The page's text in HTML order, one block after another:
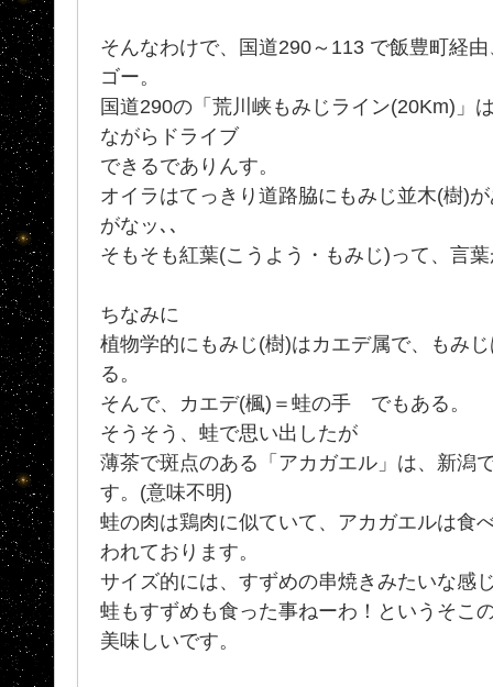
そんなわけで、国道290～113 で飯豊町経
ゴー。
国道290の「荒川峡もみじライン(20Km)」
ながらドライブ
できるでありんす。
オイラはてっきり道路脇にもみじ並木(樹)
がなッ､､
そもそも紅葉(こうよう・もみじ)って、言
ちなみに
植物学的にもみじ(樹)はカエデ属で、もみ
る。
そんで、カエデ(楓)＝蛙の手 でもある。
そうそう、蛙で思い出したが
薄茶で斑点のある「アカガエル」は、新潟
す。(意味不明)
蛙の肉は鶏肉に似ていて、アカガエルは食
われております。
サイズ的には、すずめの串焼きみたいな感
蛙もすずめも食った事ねーわ！というそこ
美味しいです。